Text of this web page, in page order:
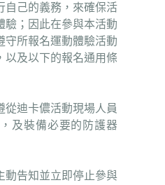
自己的義務，來確保活
驗；因此在參與本活動
守所報名運動體驗活動
以及以下的報名通用條
從迪卡儂活動現場人員
及裝備必要的防護器
動告知並立即停止參與